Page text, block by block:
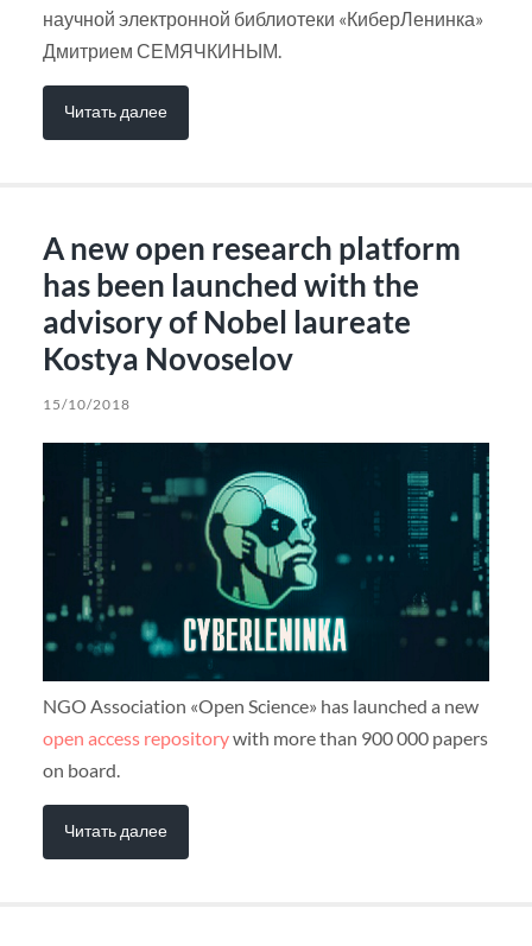
научной электронной библиотеки «КиберЛенинка»
Дмитрием СЕМЯЧКИНЫМ.
Читать далее
A new open research platform
has been launched with the
advisory of Nobel laureate
Kostya Novoselov
15/10/2018
NGO Association «Open Science» has launched a new
open access repositorywith more than 900 000 papers
on board.
Читать далее